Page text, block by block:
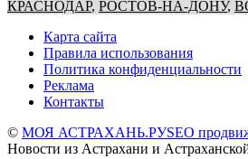
КРАСНОДАР, РОСТОВ-НА-ДОНУ,
Карта сайта
Правила использования
Политика конфиденциальности
Реклама
Контакты
© МОЯ АСТРАХАНЬ.РУSEO
Новости из Астрахани и